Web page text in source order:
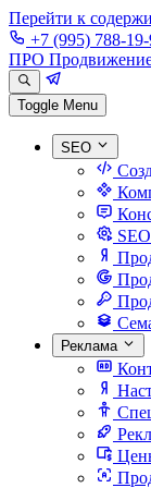
Перейти к
+7 (995) 788-19-
ПРО
Toggle Menu
SEO
Реклама